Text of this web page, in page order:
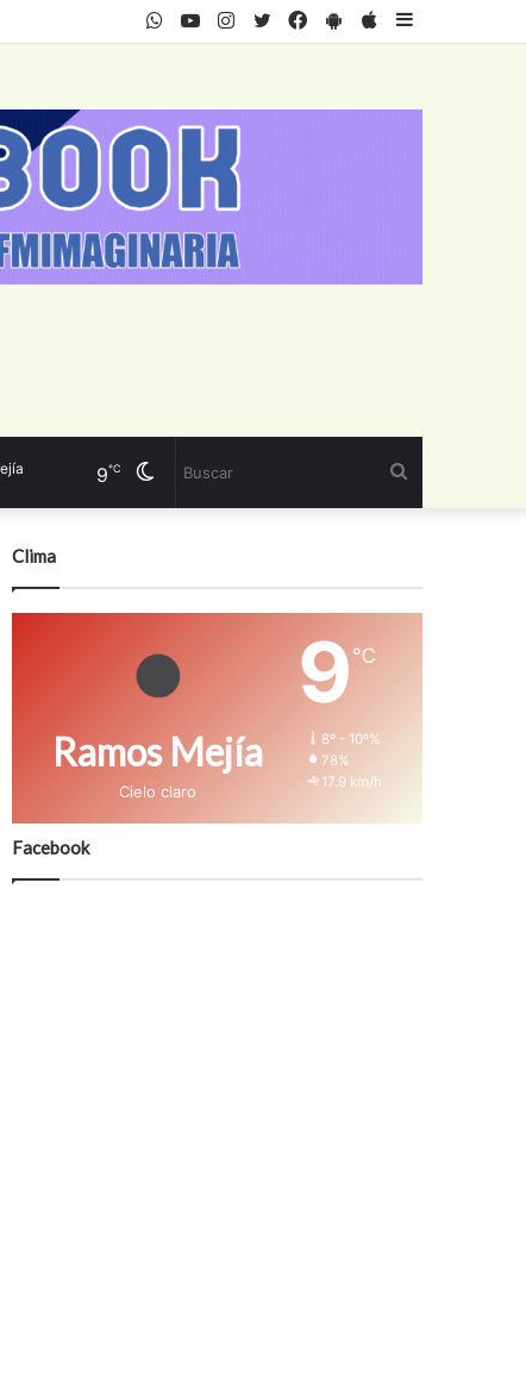
AppStore
PlayStore
Facebook
Twitter
Instagram
Youtube
WhatsApp
Cambiar
9℃
Clima
Ramos Mejía
Cielo claro
9 ℃
8º - 10º%
78%
17.9 km/h
Facebook